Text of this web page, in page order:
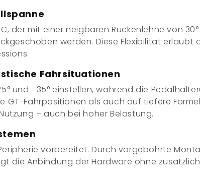
, der mit einer neigbaren Rückenlehne von 30°
werden. Diese Flexibilität
Fahrsituationen
und –35° einstellen, während die
Fahrpositionen als auch auf tiefere
– auch bei hoher Belastung.
vorbereitet. Durch vorgebohrte
die Anbindung der Hardware ohne